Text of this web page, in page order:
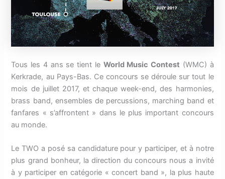
Tous les 4 ans se tient le World Music Contest (WMC) à
Kerkrade, au Pays-Bas. Ce concours se déroule sur tout le
mois de juillet 2017, et chaque week-end, des harmonies,
brass band, ensembles de percussions, marching band et
fanfares « s’affrontent » dans le plus important concours
au monde.
Le TWO a posé sa candidature pour y participer, et à notre
plus grand bonheur, la direction du concours nous a invité
à y participer en catégorie « concert band », la plus haute